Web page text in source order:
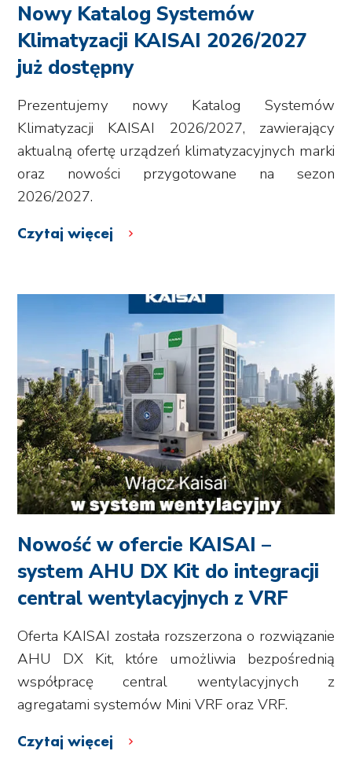
Nowy Katalog Systemów
Klimatyzacji KAISAI 2026/2027
już dostępny
Prezentujemy nowy Katalog Systemów
Klimatyzacji KAISAI 2026/2027, zawierający
aktualną ofertę urządzeń klimatyzacyjnych marki
oraz nowości przygotowane na sezon
2026/2027.
Czytaj więcej
Nowość w ofercie KAISAI –
system AHU DX Kit do integracji
central wentylacyjnych z VRF
Oferta KAISAI została rozszerzona o rozwiązanie
AHU DX Kit, które umożliwia bezpośrednią
współpracę central wentylacyjnych z
agregatami systemów Mini VRF oraz VRF.
Czytaj więcej